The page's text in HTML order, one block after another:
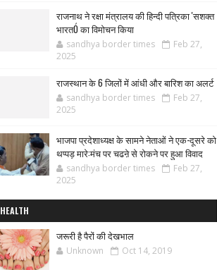
राजनाथ ने रक्षा मंत्रालय की हिन्दी पत्रिका 'सशक्त
भारतÓ का विमोचन किया
sandhya border times
Feb 27,
2025
राजस्थान के 6 जिलों में आंधी और बारिश का अलर्ट
sandhya border times
Feb 27,
2025
भाजपा प्रदेशाध्यक्ष के सामने नेताओं ने एक-दूसरे को
थप्पड़ मारे:मंच पर चढऩे से रोकने पर हुआ विवाद
sandhya border times
Feb 27,
2025
HEALTH
जरूरी है पैरों की देखभाल
Unknown Oct 14, 2019